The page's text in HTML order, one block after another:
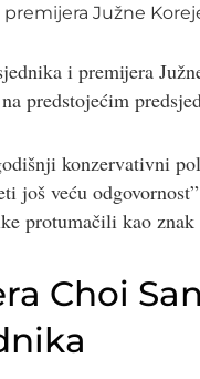
Južne
i premijera
predstojećim
konzervativni
još veću
protumačili kao
Choi